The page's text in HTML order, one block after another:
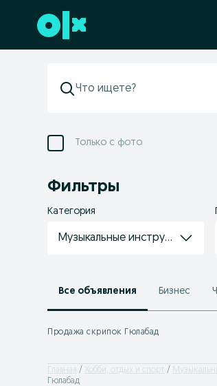
Перейти к нижнему колонтитулу
Только с фото
Фильтры
Категория
Музыкальные инструменты
Все объявления Бизнес
Продажа скрипок Гюлабад
Главная Хобби, отдых и спорт
Гюлабад